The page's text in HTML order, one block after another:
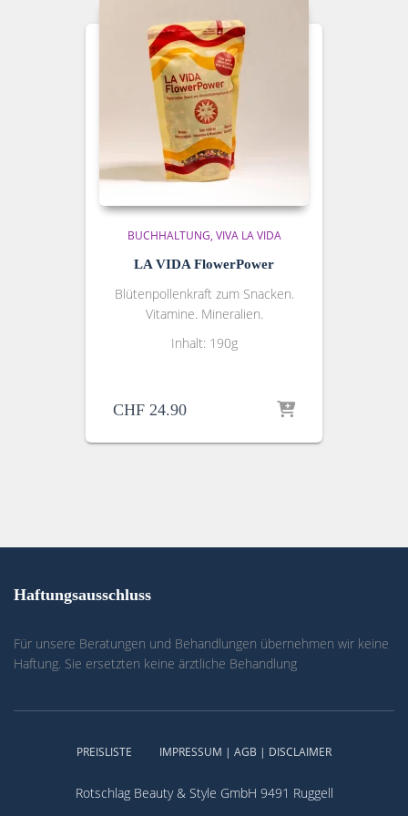
BUCHHALTUNG VIVA LA VIDA
LA VIDA FlowerPower
Blütenpollenkraft zum Snacken.
Vitamine. Mineralien.
Inhalt: 190g
CHF 24.90
Haftungsausschluss
Für unsere Beratungen und Behandlungen übernehmen wir keine
Haftung. Sie ersetzten keine ärztliche Behandlung
PREISLISTE IMPRESSUM | AGB | DISCLAIMER
Rotschlag Beauty & Style GmbH 9491 Ruggell